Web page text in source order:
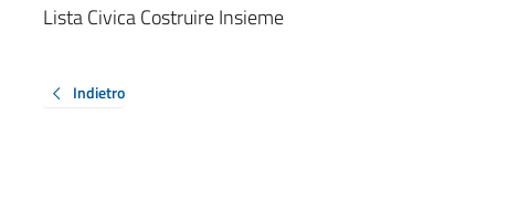
Lista Civica Costruire Insieme
Indietro